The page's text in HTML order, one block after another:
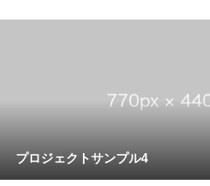
プロジェクトサンプル4